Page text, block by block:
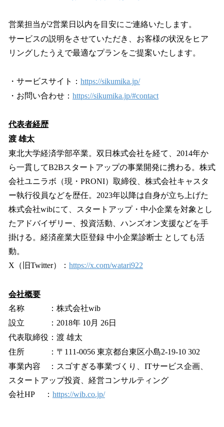
営業担当が2営業日以内を目安にご連絡いたします。
サービスの説明をさせていただき、お客様の状況をヒア
リングしたうえで最適なプランをご提案いたします。
・サービスサイト： https://sikumika.jp/
・お問い合わせ： https://sikumika.jp/#contact
代表者経歴
渡 雄太
東北大学経済学部卒業。双日株式会社を経て、2014年か
ら一貫してB2Bスタートアップの事業開発に携わる。株式
会社ユニラボ（現・PRONI）取締役、株式会社キャスタ
ー執行役員などを歴任。2023年以降は自身が立ち上げた
株式会社wibにて、スタートアップ・中小企業を対象とし
たアドバイザリー、投資活動、ハンズオン支援などを手
掛ける。経済産業大臣登録 中小企業診断士 としても活
動。
X（旧Twitter）： https://x.com/watari922
会社概要
名称 ：株式会社wib
設立 ：2018年 10月 26日
代表取締役：渡 雄太
住所 ：〒111-0056 東京都台東区小島2-19-10 302
事業内容 ：スゴすぎる事業づくり、ITサービス企画、
スタートアップ投資、経営コンサルティング
会社HP ： https://wib.co.jp/